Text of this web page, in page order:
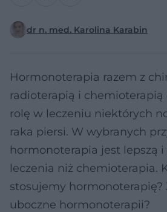
dr n. med. Karolina Karabin
Hormonoterapia razem z
radioterapią i
rolę w leczeniu niektórych
raka piersi. W wybranych
hormonoterapia jest lepszą
leczenia niż chemioterapia.
stosujemy hormonoterapię?
uboczne hormonoterapii?